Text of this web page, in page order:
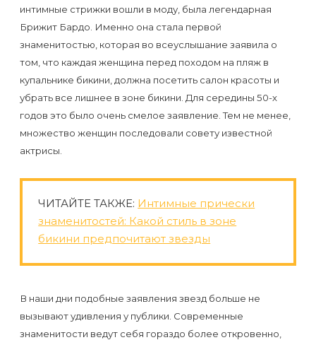
Администраторы
Контакты
Карта
сайта
в
Сфинксе
и
Формула-1
Эпиляция
первый
раз
перед
важным
событием
Противопоказания
эпиляции
интимные стрижки вошли в моду, была легендарная
Брижит Бардо. Именно она стала первой
знаменитостью, которая во всеуслышание заявила о
том, что каждая женщина перед походом на пляж в
купальнике бикини, должна посетить салон красоты и
убрать все лишнее в зоне бикини. Для середины 50-х
годов это было очень смелое заявление. Тем не менее,
множество женщин последовали совету известной
актрисы.
ЧИТАЙТЕ ТАКЖЕ: Интимные прически
знаменитостей: Какой стиль в зоне
бикини предпочитают звезды
В наши дни подобные заявления звезд больше не
вызывают удивления у публики. Современные
знаменитости ведут себя гораздо более откровенно,